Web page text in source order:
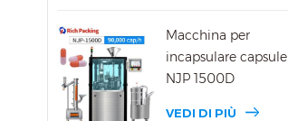
Macchina per
incapsulare capsule
NJP 1500D
VEDI DI PIÙ